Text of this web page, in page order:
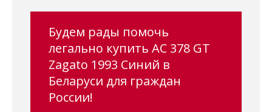
Будем рады помочь
легально купить AC 378 GT
Zagato 1993 Синий в
Беларуси для граждан
России!